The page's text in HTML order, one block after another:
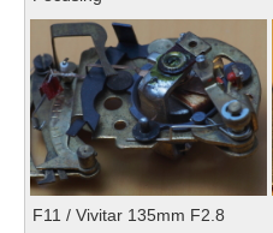
F11 / Vivitar 135mm F2.8